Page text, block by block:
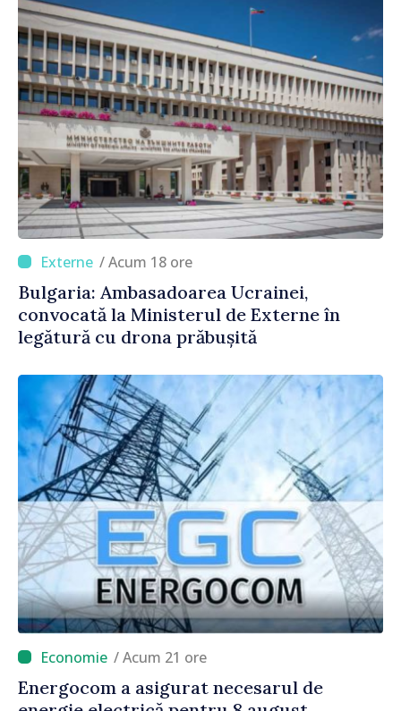
/ Acum 18 ore
Bulgaria: Ambasadoarea Ucrainei,
convocată la Ministerul de Externe în
legătură cu drona prăbușită
/ Acum 21 ore
Energocom a asigurat necesarul de